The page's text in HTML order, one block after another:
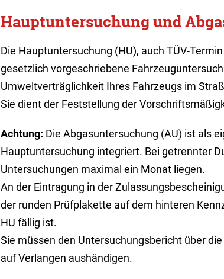
Hauptuntersuchung und
Die Hauptuntersuchung (HU), auch TÜV-
gesetzlich vorgeschriebene
Umweltverträglichkeit Ihres Fahrzeugs im
Sie dient der Feststellung der
Achtung: Die Abgasuntersuchung (AU) ist als
Hauptuntersuchung integriert. Bei getrennter
Untersuchungen maximal ein Monat liegen.
An der Eintragung in der
der runden Prüfplakette auf dem hinteren
HU fällig ist.
Sie müssen den Untersuchungsbericht über
auf Verlangen aushändigen.